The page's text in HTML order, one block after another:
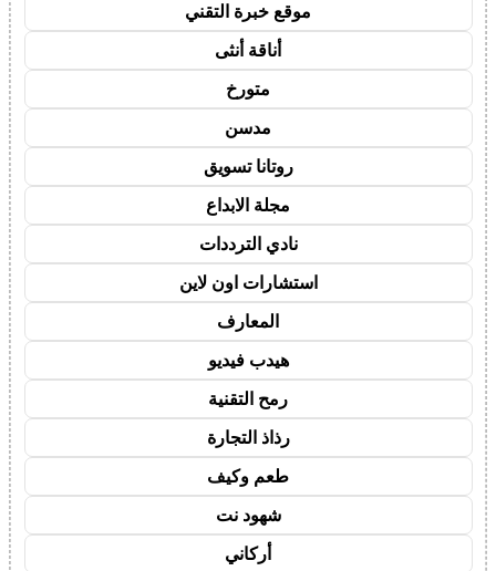
موقع خبرة التقني
أناقة أنثى
متورخ
مدسن
روتانا تسويق
مجلة الابداع
نادي الترددات
استشارات اون لاين
المعارف
هيدب فيديو
رمح التقنية
رذاذ التجارة
طعم وكيف
شهود نت
أركاني